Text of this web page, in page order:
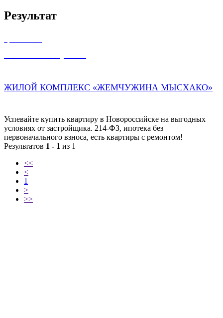
Результат
ЖИЛОЙ КОМПЛЕКС «ЖЕМЧУЖИНА МЫСХАКО»
Успевайте купить квартиру в Новороссийске на выгодных
условиях от застройщика. 214-ФЗ, ипотека без
первоначального взноса, есть квартиры с ремонтом!
Результатов 1 - 1 из 1
<<
<
1
>
>>